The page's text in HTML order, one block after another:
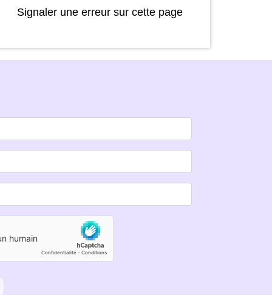
Signaler une erreur sur cette page